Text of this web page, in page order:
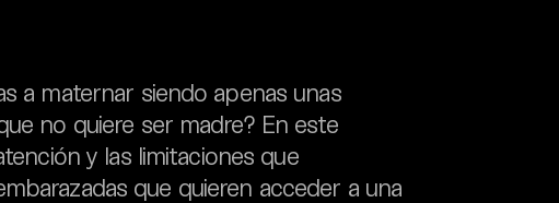
a maternar siendo apenas unas
no quiere ser madre? En este
y las limitaciones que
que quieren acceder a una